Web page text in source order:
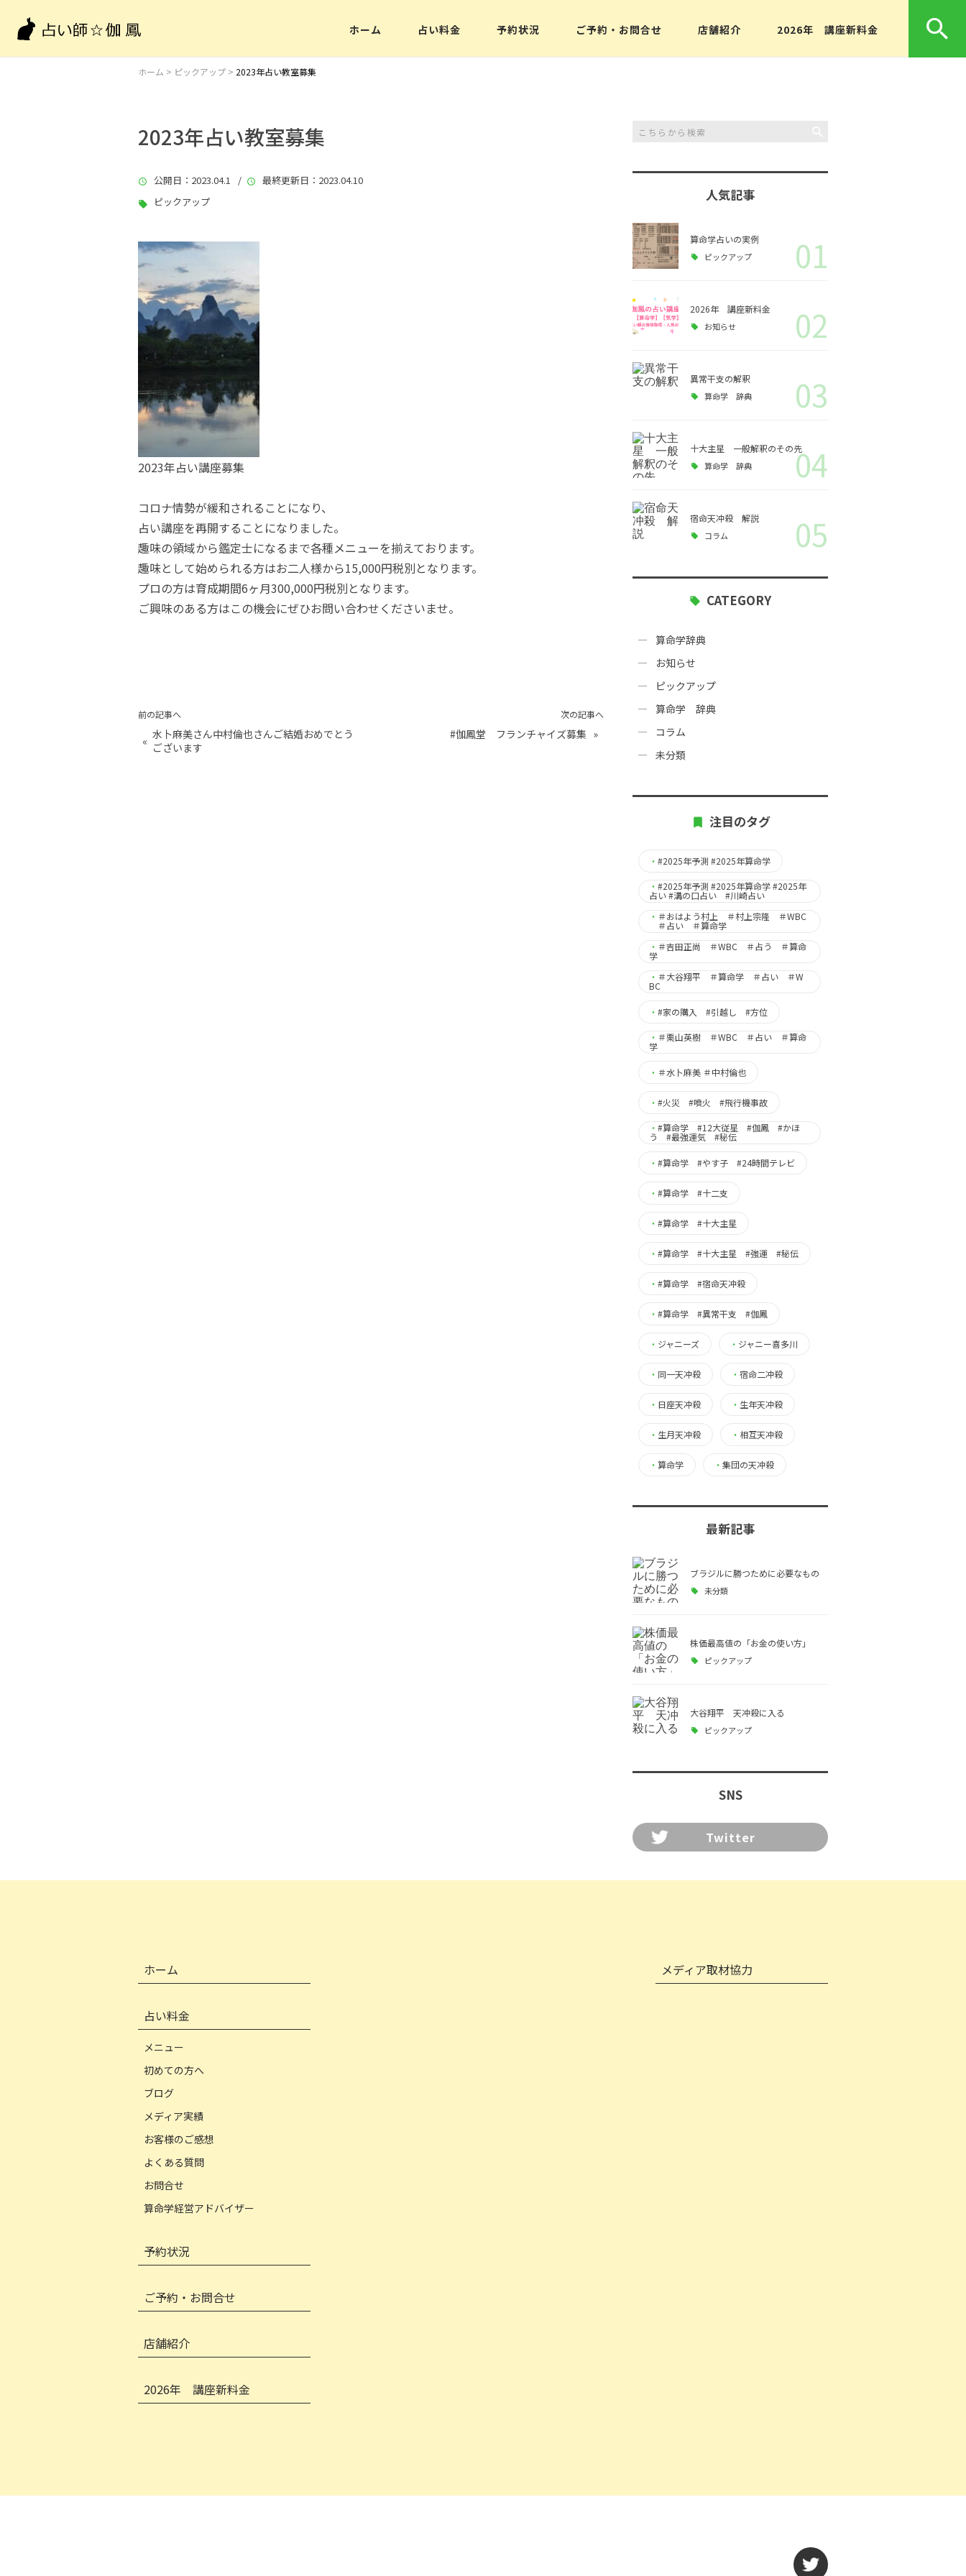
ホーム 占い料金
算命学経営アドバイザ
ー
予約状況 ご予約・お問合せ 店舗紹介 2026年 講座新料金
ホーム > ピックアップ > 2023年占い教室募集
2023年占い教室募集
公開日 ：2023.04.1 / 最終更新日 ：2023.04.10
ピックアップ
2023年占い講座募集
コロナ情勢が緩和されることになり、
占い講座を再開することになりました。
趣味の領域から鑑定士になるまで各種メニューを揃えております。
趣味として始められる方はお二人様から15,000円税別となります。
プロの方は育成期間6ヶ月300,000円税別となります。
ご興味のある方はこの機会にぜひお問い合わせくださいませ。
前の記事へ
« 水卜麻美さん中村倫也さんご結婚おめでとう
ございます
次の記事へ
#伽鳳堂 フランチャイズ募集 »
人気記事
算命学占いの実例
ピックアップ 01
2026年 講座新料金
お知らせ 02
異常干支の解釈
算命学 辞典 03
十大主星 一般解釈のその先
算命学 辞典 04
宿命天冲殺 解説
コラム 05
CATEGORY
算命学辞典
お知らせ
ピックアップ
算命学 辞典
コラム
未分類
注目のタグ
・ #2025年予測 #2025年算命学
・ #2025年予測 #2025年算命学 #2025年
占い #溝の口占い #川崎占い
・ ＃おはよう村上 ＃村上宗隆 ＃WBC
＃占い ＃算命学
・ ＃吉田正尚 ＃WBC ＃占う ＃算命
学
・ ＃大谷翔平 ＃算命学 ＃占い ＃W
BC
・ #家の購入 #引越し #方位
・ ＃栗山英樹 ＃WBC ＃占い ＃算命
学
・ ＃水卜麻美 ＃中村倫也
・ #火災 #噴火 #飛行機事故
・ #算命学 #12大従星 #伽鳳 #かほ
う #最強運気 #秘伝
・ #算命学 #やす子 #24時間テレビ
・ #算命学 #十二支
・ #算命学 #十大主星
・ #算命学 #十大主星 #強運 #秘伝
・ #算命学 #宿命天冲殺
・ #算命学 #異常干支 #伽鳳
・ ジャニーズ ・ ジャニー喜多川
・ 同一天冲殺 ・ 宿命二冲殺
・ 日座天冲殺 ・ 生年天冲殺
・ 生月天冲殺 ・ 相互天冲殺
・ 算命学 ・ 集団の天冲殺
最新記事
ブラジルに勝つために必要なもの
未分類
株価最高値の「お金の使い方」
ピックアップ
大谷翔平 天冲殺に入る
ピックアップ
SNS
Twitter
ホーム
占い料金
メニュー
初めての方へ
ブログ
メディア実績
お客様のご感想
よくある質問
お問合せ
算命学経営アドバイザー
予約状況
ご予約・お問合せ
店舗紹介
2026年 講座新料金
メディア取材協力